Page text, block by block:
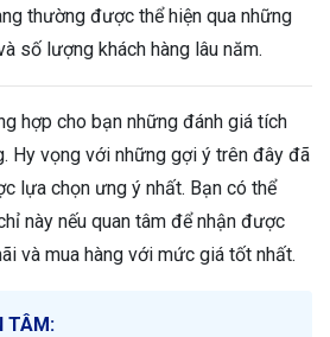
thường được thể hiện qua những
số lượng khách hàng lâu năm.
hợp cho bạn những đánh giá tích
Hy vọng với những gợi ý trên đây đã
lựa chọn ưng ý nhất. Bạn có thể
này nếu quan tâm để nhận được
và mua hàng với mức giá tốt nhất.
TÂM: